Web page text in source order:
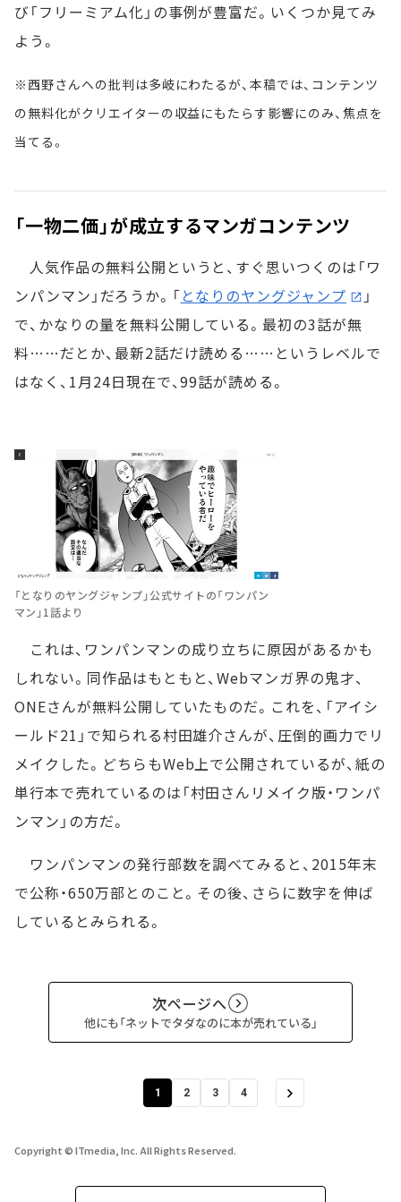
び「フリーミアム化」の事例が豊富だ。いくつか見てみ
よう。
※西野さんへの批判は多岐にわたるが、本稿では、コンテンツ
の無料化がクリエイターの収益にもたらす影響にのみ、焦点を
当てる。
「一物二価」が成立するマンガコンテンツ
人気作品の無料公開というと、すぐ思いつくのは「ワ
ンパンマン」だろうか。「となりのヤングジャンプ
」
で、かなりの量を無料公開している。最初の3話が無
料……だとか、最新2話だけ読める……というレベルで
はなく、1月24日現在で、99話が読める。
「となりのヤングジャンプ」公式サイトの「ワンパン
マン」1話より
これは、ワンパンマンの成り立ちに原因があるかも
しれない。同作品はもともと、Webマンガ界の鬼才、
ONEさんが無料公開していたものだ。これを、「アイシ
ールド21」で知られる村田雄介さんが、圧倒的画力でリ
メイクした。どちらもWeb上で公開されているが、紙の
単行本で売れているのは「村田さんリメイク版・ワンパ
ンマン」の方だ。
ワンパンマンの発行部数を調べてみると、2015年末
で公称・650万部とのこと。その後、さらに数字を伸ば
しているとみられる。
次ページへ
他にも「ネットでタダなのに本が売れている」
1 2 3 4
Copyright © ITmedia, Inc. All Rights Reserved.